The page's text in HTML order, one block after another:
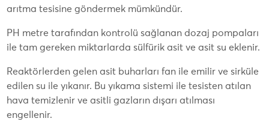
arıtma tesisine göndermek mümkündür.
PH metre tarafından kontrolü sağlanan dozaj pompaları
ile tam gereken miktarlarda sülfürik asit ve asit su eklenir.
Reaktörlerden gelen asit buharları fan ile emilir ve sirküle
edilen su ile yıkanır. Bu yıkama sistemi ile tesisten atılan
hava temizlenir ve asitli gazların dışarı atılması
engellenir.